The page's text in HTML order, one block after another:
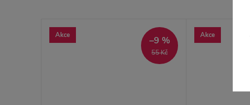
Akce
55 Kč
–9 % Akce